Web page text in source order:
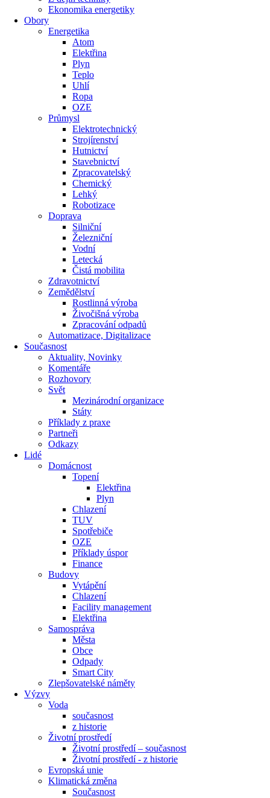
Ekonomika energetiky
Obory
Energetika
Atom
Elektřina
Plyn
Teplo
Uhlí
Ropa
OZE
Průmysl
Elektrotechnický
Strojírenství
Hutnictví
Stavebnictví
Zpracovatelský
Chemický
Lehký
Robotizace
Doprava
Silniční
Železniční
Vodní
Letecká
Čistá mobilita
Zdravotnictví
Zemědělství
Rostlinná výroba
Živočišná výroba
Zpracování odpadů
Automatizace, Digitalizace
Současnost
Aktuality, Novinky
Komentáře
Rozhovory
Svět
Mezinárodní organizace
Státy
Příklady z praxe
Partneři
Odkazy
Lidé
Domácnost
Topení
Elektřina
Plyn
Chlazení
TUV
Spotřebiče
OZE
Příklady úspor
Finance
Budovy
Vytápění
Chlazení
Facility management
Elektřina
Samospráva
Města
Obce
Odpady
Smart City
Zlepšovatelské náměty
Výzvy
Voda
současnost
z historie
Životní prostředí
Životní prostředí – současnost
Životní prostředí ​- z historie
Evropská unie
Klimatická změna
Současnost